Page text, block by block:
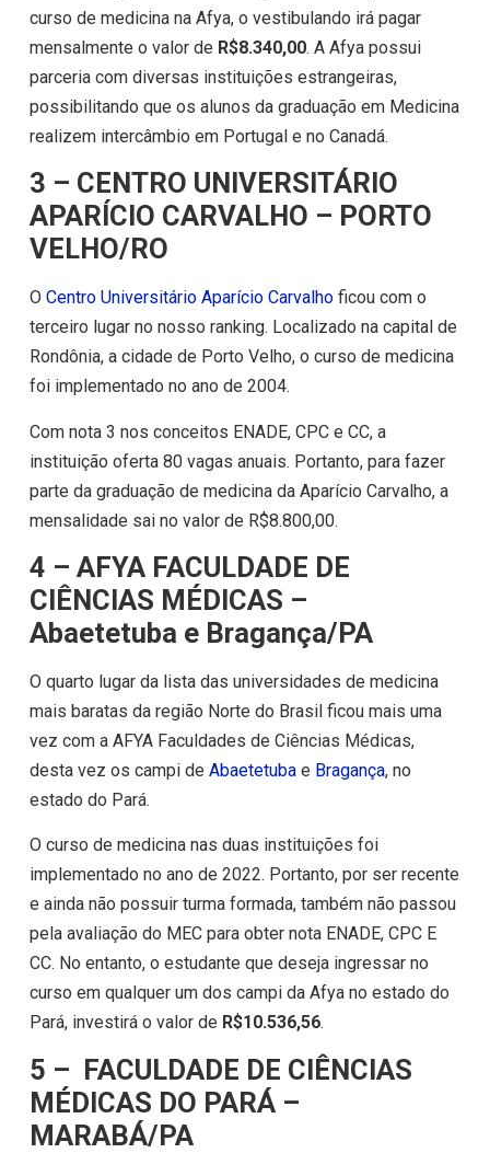
curso de medicina na Afya, o vestibulando irá pagar
mensalmente o valor de R$8.340,00. A Afya possui
parceria com diversas instituições estrangeiras,
possibilitando que os alunos da graduação em Medicina
realizem intercâmbio em Portugal e no Canadá.
3 – CENTRO UNIVERSITÁRIO
APARÍCIO CARVALHO – PORTO
VELHO/RO
O Centro Universitário Aparício Carvalhoficou com o
terceiro lugar no nosso ranking. Localizado na capital de
Rondônia, a cidade de Porto Velho, o curso de medicina
foi implementado no ano de 2004.
Com nota 3 nos conceitos ENADE, CPC e CC, a
instituição oferta 80 vagas anuais. Portanto, para fazer
parte da graduação de medicina da Aparício Carvalho, a
mensalidade sai no valor de R$8.800,00.
4 – AFYA FACULDADE DE
CIÊNCIAS MÉDICAS –
Abaetetuba e Bragança/PA
O quarto lugar da lista das universidades de medicina
mais baratas da região Norte do Brasil ficou mais uma
vez com a AFYA Faculdades de Ciências Médicas,
desta vez os campi de Abaetetuba e Bragança, no
estado do Pará.
O curso de medicina nas duas instituições foi
implementado no ano de 2022. Portanto, por ser recente
e ainda não possuir turma formada, também não passou
pela avaliação do MEC para obter nota ENADE, CPC E
CC. No entanto, o estudante que deseja ingressar no
curso em qualquer um dos campi da Afya no estado do
Pará, investirá o valor de R$10.536,56.
5 – FACULDADE DE CIÊNCIAS
MÉDICAS DO PARÁ –
MARABÁ/PA